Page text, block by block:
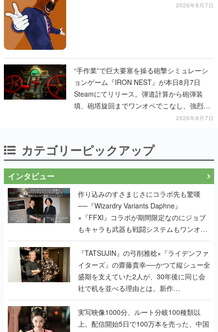
2026年8月7日
“手作業”で巨大要塞を操る砲撃シミュレーシ
ョンゲーム『IRON NEST』が本日8月7日
Steamにてリリース。弾道計算から砲弾装
填、砲塔旋回までワンオペでこなし、強烈な
一撃をブチかませるロマンある作品2026年8月7日
カテゴリーピックアップ
インタビュー
作り込みのすさまじさにコラボ先も驚嘆
──『Wizardry Variants Daphne』
×『FFXI』コラボが期間限定なのにジョブ
もキャラも武器も戦闘システムもワンオフ
で作り込まれた理由を両ディレクターに聞
く
『TATSUJIN』の弓削雅稔×『ライデンファ
イターズ』の齋藤貴幸──かつて縦シュー全
盛期を支えていた2人が、30年後に同じ会
社で机を並べる理由とは。新作
『TATSUJIN EXTREME』で初タッグを組
んだレジェンド2人に訊く開発秘話
実写映像1000分、ルート分岐100種類以
上。配信開始5日で100万本を売った、中国